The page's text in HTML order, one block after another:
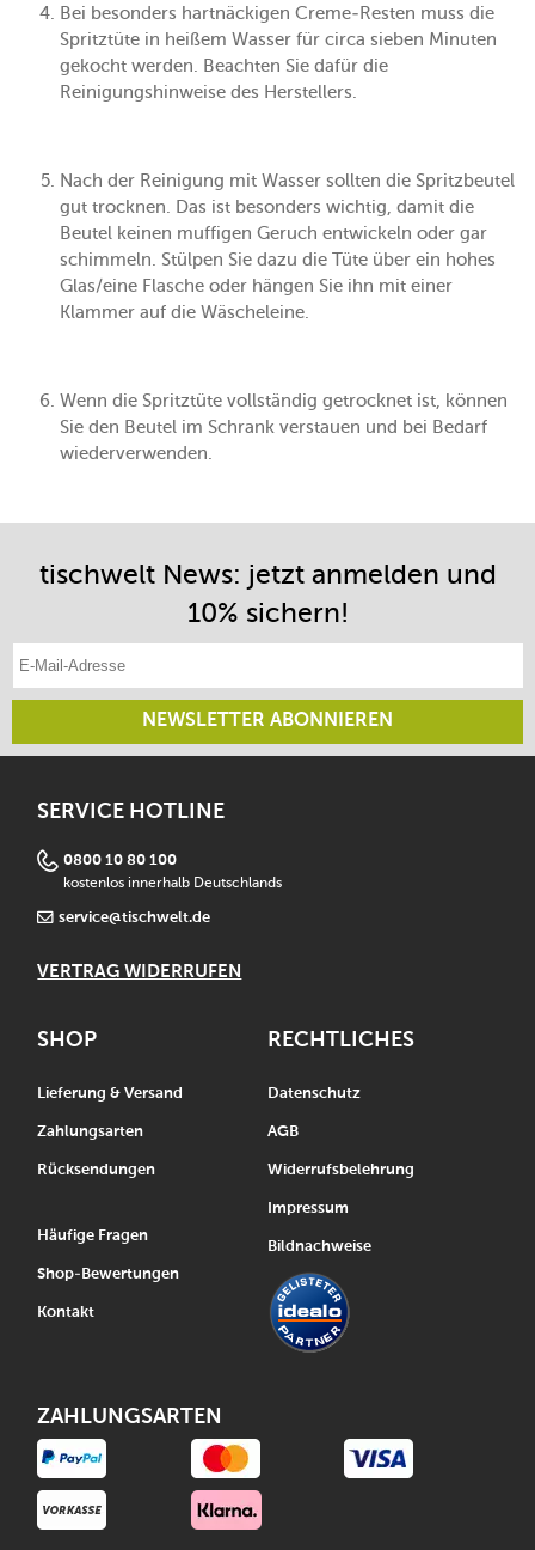
Bei besonders hartnäckigen Creme-Resten muss die
Spritztüte in heißem Wasser für circa sieben Minuten
gekocht werden. Beachten Sie dafür die
Reinigungshinweise des Herstellers.
Nach der Reinigung mit Wasser sollten die Spritzbeutel
gut trocknen. Das ist besonders wichtig, damit die
Beutel keinen muffigen Geruch entwickeln oder gar
schimmeln. Stülpen Sie dazu die Tüte über ein hohes
Glas/eine Flasche oder hängen Sie ihn mit einer
Klammer auf die Wäscheleine.
Wenn die Spritztüte vollständig getrocknet ist, können
Sie den Beutel im Schrank verstauen und bei Bedarf
wiederverwenden.
tischwelt News: jetzt anmelden und
10% sichern!
NEWSLETTER ABONNIEREN
SERVICE HOTLINE
0800 10 80 100
kostenlos innerhalb Deutschlands
service@tischwelt.de
VERTRAG WIDERRUFEN
SHOP
Lieferung & Versand
Zahlungsarten
Rücksendungen
Häufige Fragen
Shop-Bewertungen
Kontakt
RECHTLICHES
Datenschutz
AGB
Widerrufsbelehrung
Impressum
Bildnachweise
ZAHLUNGSARTEN